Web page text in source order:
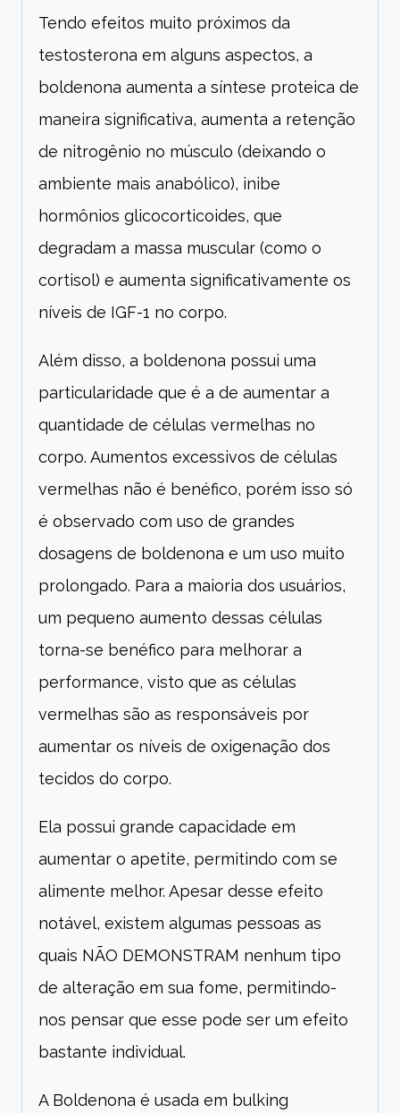
Tendo efeitos muito próximos da
testosterona em alguns aspectos, a
boldenona aumenta a síntese proteica de
maneira significativa, aumenta a retenção
de nitrogênio no músculo (deixando o
ambiente mais anabólico), inibe
hormônios glicocorticoides, que
degradam a massa muscular (como o
cortisol) e aumenta significativamente os
níveis de IGF-1 no corpo.
Além disso, a boldenona possui uma
particularidade que é a de aumentar a
quantidade de células vermelhas no
corpo. Aumentos excessivos de células
vermelhas não é benéfico, porém isso só
é observado com uso de grandes
dosagens de boldenona e um uso muito
prolongado. Para a maioria dos usuários,
um pequeno aumento dessas células
torna-se benéfico para melhorar a
performance, visto que as células
vermelhas são as responsáveis por
aumentar os níveis de oxigenação dos
tecidos do corpo.
Ela possui grande capacidade em
aumentar o apetite, permitindo com se
alimente melhor. Apesar desse efeito
notável, existem algumas pessoas as
quais NÃO DEMONSTRAM nenhum tipo
de alteração em sua fome, permitindo-
nos pensar que esse pode ser um efeito
bastante individual.
A Boldenona é usada em bulking